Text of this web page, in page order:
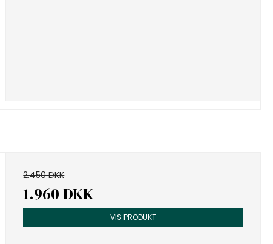
2.450 DKK
1.960 DKK
VIS PRODUKT